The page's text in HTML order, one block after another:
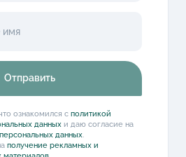
Отправить
ознакомился сполитикой
данных и даю согласие на
данных
получение рекламных и